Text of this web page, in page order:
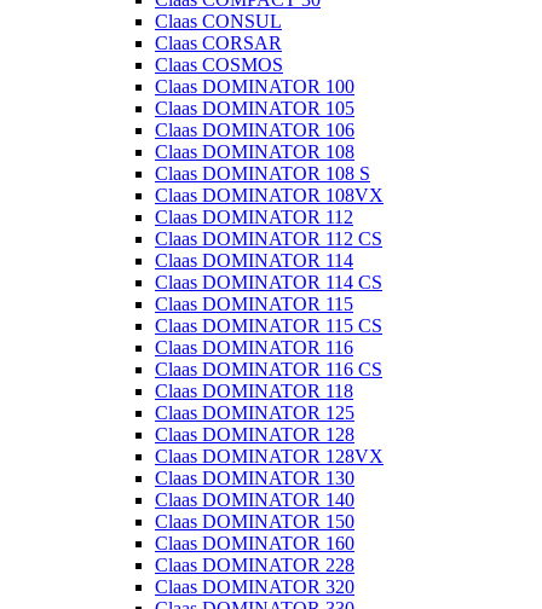
Claas CONSUL
Claas CORSAR
Claas COSMOS
Claas DOMINATOR 100
Claas DOMINATOR 105
Claas DOMINATOR 106
Claas DOMINATOR 108
Claas DOMINATOR 108 S
Claas DOMINATOR 108VX
Claas DOMINATOR 112
Claas DOMINATOR 112 CS
Claas DOMINATOR 114
Claas DOMINATOR 114 CS
Claas DOMINATOR 115
Claas DOMINATOR 115 CS
Claas DOMINATOR 116
Claas DOMINATOR 116 CS
Claas DOMINATOR 118
Claas DOMINATOR 125
Claas DOMINATOR 128
Claas DOMINATOR 128VX
Claas DOMINATOR 130
Claas DOMINATOR 140
Claas DOMINATOR 150
Claas DOMINATOR 160
Claas DOMINATOR 228
Claas DOMINATOR 320